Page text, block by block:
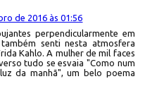
de 2016 às 01:56
perpendicularmente em
senti nesta atmosfera
Kahlo. A mulher de mil faces
tudo se esvaia "Como num
da manhã", um belo poema